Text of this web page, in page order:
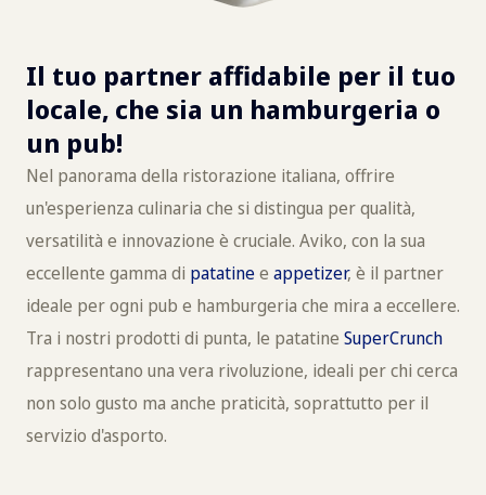
Il tuo partner affidabile per il tuo
locale, che sia un hamburgeria o
un pub!
Nel panorama della ristorazione italiana, offrire
un'esperienza culinaria che si distingua per qualità,
versatilità e innovazione è cruciale. Aviko, con la sua
eccellente gamma di patatinee appetizer, è il partner
ideale per ogni pub e hamburgeria che mira a eccellere.
Tra i nostri prodotti di punta, le patatine SuperCrunch
rappresentano una vera rivoluzione, ideali per chi cerca
non solo gusto ma anche praticità, soprattutto per il
servizio d'asporto.